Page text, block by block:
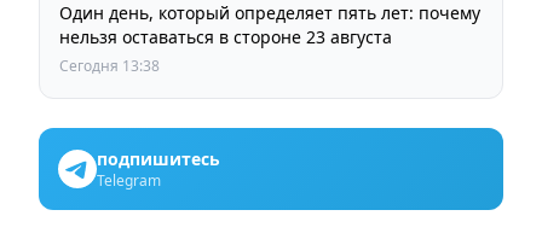
Один день, который определяет пять лет: почему
нельзя оставаться в стороне 23 августа
Сегодня 13:38
подпишитесь
Telegram